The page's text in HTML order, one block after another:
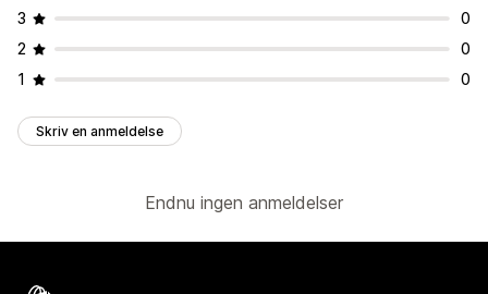
3
0
2
0
1
0
Skriv en anmeldelse
Endnu ingen anmeldelser